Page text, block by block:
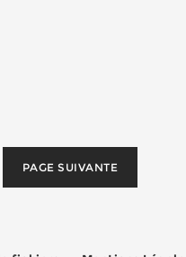
PAGE SUIVANTE